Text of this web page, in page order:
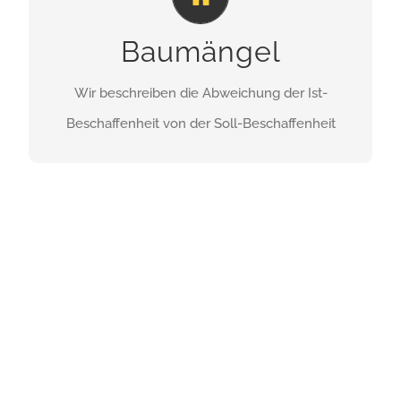
Baumängel
Wir beschreiben die Abweichung der Ist-
Beschaffenheit von der Soll-Beschaffenheit
Eine Auswertung der Überprüfung unserer
Messungen an über 1100 Gebäuden ergab, dass
der Wärmedämmung und der Luftdichtigkeit